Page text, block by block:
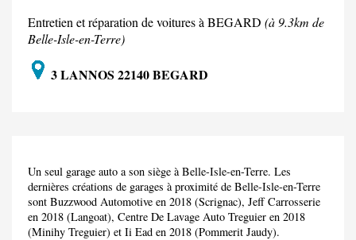
Entretien et réparation de voitures à BEGARD (à 9.3km de
Belle-Isle-en-Terre)
3 LANNOS 22140 BEGARD
Un seul garage auto a son siège à Belle-Isle-en-Terre. Les
dernières créations de garages à proximité de Belle-Isle-en-Terre
sont Buzzwood Automotive en 2018 (Scrignac), Jeff Carrosserie
en 2018 (Langoat), Centre De Lavage Auto Treguier en 2018
(Minihy Treguier) et Ii Ead en 2018 (Pommerit Jaudy).